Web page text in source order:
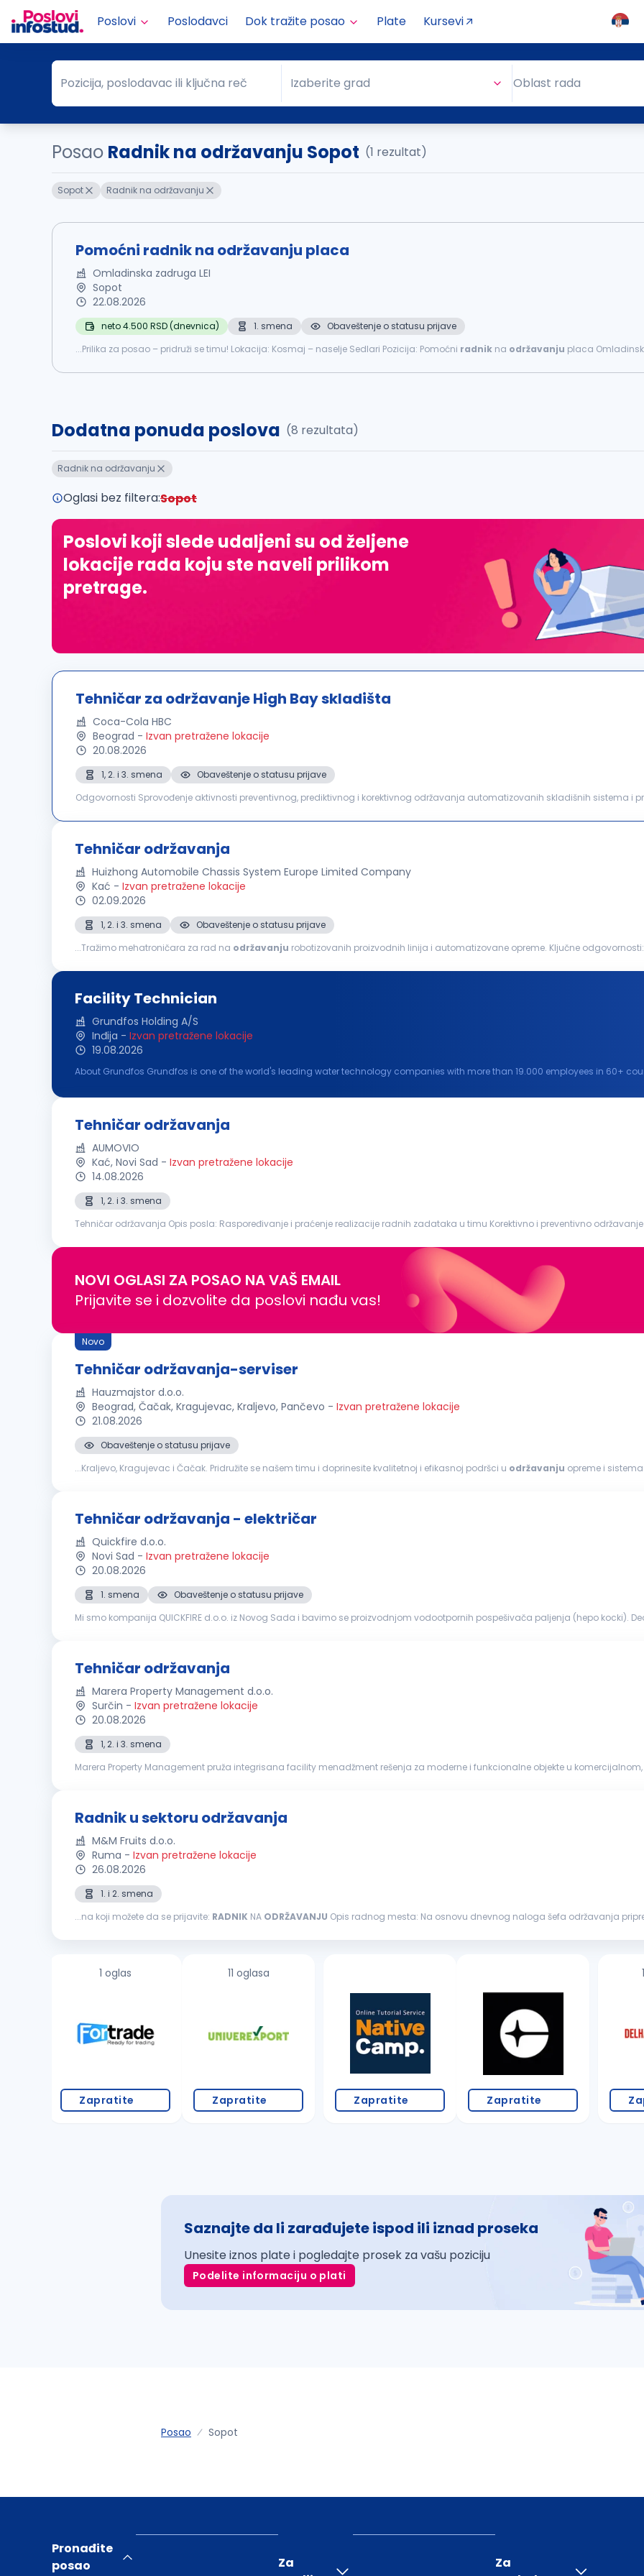
Poslovi Poslodavci Dok tražite posao Plate Kursevi
Pozicija, poslodavac ili ključna reč
Pozicija, poslodavac ili ključna reč Grad
Izaberite grad Oblast rada
Posao Radnik na održavanju Sopot (1 rezultat)
Sopot Radnik na održavanju
Pomoćni radnik na održavanju placa
Omladinska zadruga LEI
Sopot
22.08.2026
neto 4.500 RSD (dnevnica) 1. smena
Obaveštenje o statusu prijave
...Prilika za posao – pridruži se timu! Lokacija: Kosmaj – naselje Sedlari Pozicija: Pomoćni radnik na održavanju placa
Dodatna ponuda poslova (8 rezultata)
Radnik na održavanju
Oglasi bez filtera:Sopot
Poslovi koji slede udaljeni su od željene
lokacije rada koju ste naveli prilikom
pretrage.
Tehničar za održavanje High Bay skladišta
Coca-Cola HBC
Beograd - Izvan pretražene lokacije
20.08.2026
1, 2. i 3. smena
Obaveštenje o statusu prijave
Odgovornosti Sprovođenje aktivnosti preventivnog, prediktivnog i korektivnog održavanja automatizovanih skladišnih sistema i prateće opreme, sa ciljem
Tehničar održavanja
Huizhong Automobile Chassis System Europe Limited Company
Kać - Izvan pretražene lokacije
02.09.2026
1, 2. i 3. smena
Obaveštenje o statusu prijave
...Tražimo mehatroničara za rad na održavanju robotizovanih proizvodnih linija i automatizovane opreme. Ključne odgovornosti: Izvršavanje
Facility Technician
Grundfos Holding A/S
Inđija - Izvan pretražene lokacije
19.08.2026
About Grundfos Grundfos is one of the world's leading water technology companies with more than 19.000 employees in 60+
Tehničar održavanja
AUMOVIO
Kać, Novi Sad - Izvan pretražene lokacije
14.08.2026
1, 2. i 3. smena
Tehničar održavanja Opis posla: Raspoređivanje i praćenje realizacije radnih zadataka u timu Korektivno i preventivno održavanje električne i mehaničke
NOVI OGLASI ZA POSAO NA VAŠ EMAIL
Prijavite se i dozvolite da poslovi nađu vas!
Novo
Tehničar održavanja-serviser
Hauzmajstor d.o.o.
Beograd, Čačak, Kragujevac, Kraljevo, Pančevo - Izvan pretražene lokacije
21.08.2026
Obaveštenje o statusu prijave
...Kraljevo, Kragujevac i Čačak. Pridružite se našem timu i doprinesite kvalitetnoj i efikasnoj podršci u održavanju opreme i sistema. Odgovornosti:
Tehničar održavanja - električar
Quickfire d.o.o.
Novi Sad - Izvan pretražene lokacije
20.08.2026
1. smena
Obaveštenje o statusu prijave
Mi smo kompanija QUICKFIRE d.o.o. iz Novog Sada i bavimo se proizvodnjom vodootpornih pospešivača paljenja (hepo kocki).
Tehničar održavanja
Marera Property Management d.o.o.
Surčin - Izvan pretražene lokacije
20.08.2026
1, 2. i 3. smena
Marera Property Management pruža integrisana facility menadžment rešenja za moderne i funkcionalne objekte u
Radnik u sektoru održavanja
M&M Fruits d.o.o.
Ruma - Izvan pretražene lokacije
26.08.2026
1. i 2. smena
...na koji možete da se prijavite: RADNIK NA ODRŽAVANJU Opis radnog mesta: Na osnovu dnevnog naloga šefa održavanja priprema odgovarajući alat i sredstva za proizvodnju Vrši
1 oglas
Zapratite
11 oglasa
Zapratite Zapratite Zapratite
Saznajte da li zarađujete ispod ili iznad proseka
Unesite iznos plate i pogledajte prosek za vašu poziciju
Podelite informaciju o plati
Posao Sopot
Pronađite
posao
Za
Za